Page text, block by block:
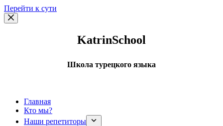
Перейти к сути
KatrinSchool
Школа турецкого языка
Главная
Кто мы?
Наши репетиторы